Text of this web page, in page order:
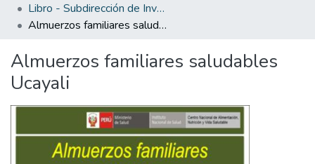
Statistics
Estadísticas Externas
Enlaces de interés ▾
Libro - Subdirección de Investigación y Tecnologías en Alimentación y Vida Saludable
Almuerzos familiares saludables Ucayali
Almuerzos familiares saludables
Ucayali